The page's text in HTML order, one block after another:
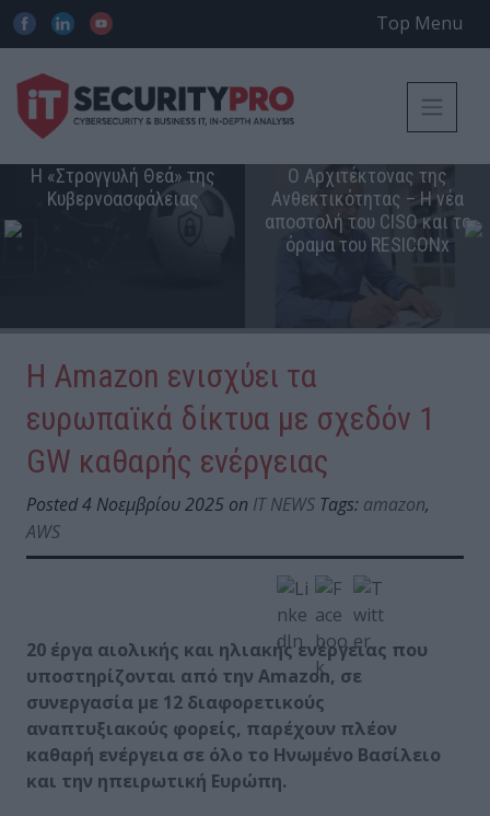
Top Menu
Η «Στρογγυλή Θεά» της
Κυβερνοασφάλειας
Ο Αρχιτέκτονας της
Ανθεκτικότητας – Η νέα
αποστολή του CISO και το
όραμα του RESICONx
Η Amazon ενισχύει τα
ευρωπαϊκά δίκτυα με σχεδόν 1
GW καθαρής ενέργειας
Posted 4 Νοεμβρίου 2025 on IT NEWS Tags: amazon,
AWS
20 έργα αιολικής και ηλιακής ενέργειας που
υποστηρίζονται από την Amazon, σε
συνεργασία με 12 διαφορετικούς
αναπτυξιακούς φορείς, παρέχουν πλέον
καθαρή ενέργεια σε όλο το Ηνωμένο Βασίλειο
και την ηπειρωτική Ευρώπη.